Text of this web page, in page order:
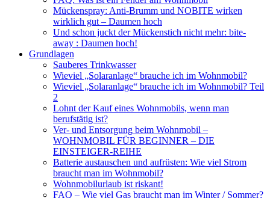
Mückenspray: Anti-Brumm und NOBITE wirken
wirklich gut – Daumen hoch
Und schon juckt der Mückenstich nicht mehr: bite-
away : Daumen hoch!
Grundlagen
Sauberes Trinkwasser
Wieviel „Solaranlage“ brauche ich im Wohnmobil?
Wieviel „Solaranlage“ brauche ich im Wohnmobil? Teil
2
Lohnt der Kauf eines Wohnmobils, wenn man
berufstätig ist?
Ver- und Entsorgung beim Wohnmobil –
WOHNMOBIL FÜR BEGINNER – DIE
EINSTEIGER-REIHE
Batterie austauschen und aufrüsten: Wie viel Strom
braucht man im Wohnmobil?
Wohnmobilurlaub ist riskant!
FAQ – Wie viel Gas braucht man im Winter / Sommer?